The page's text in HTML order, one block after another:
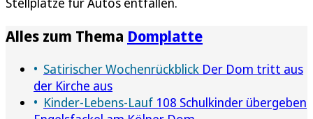
Alles zum Thema Domplatte
Satirischer Wochenrückblick Der Dom tritt aus
der Kirche aus
Kinder-Lebens-Lauf 108 Schulkinder übergeben